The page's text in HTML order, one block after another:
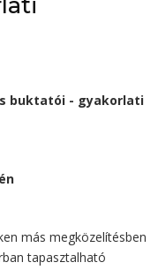
buktatói - gyakorlati
más megközelítésben
tapasztalható